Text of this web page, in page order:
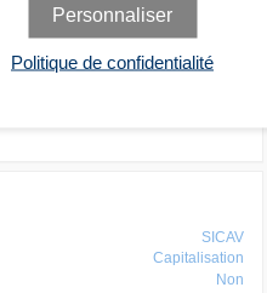
Moyen
SICAV
Capitalisation
Non
Personnaliser
Politique de confidentialité